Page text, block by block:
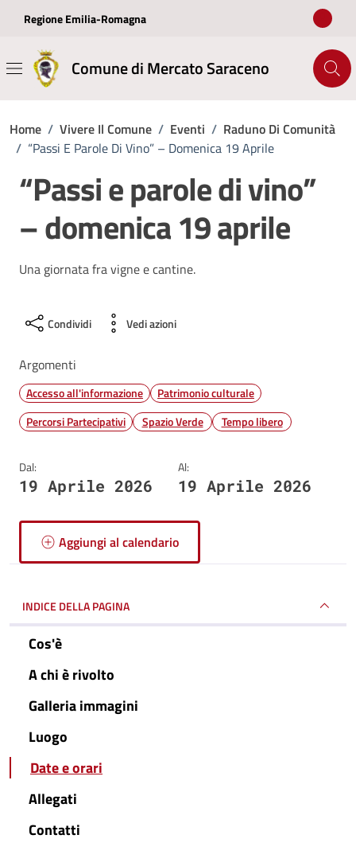
Regione Emilia-Romagna
Comune di Mercato Saraceno
Home / Vivere Il Comune / Eventi / Raduno Di Comunità
/ “Passi E Parole Di Vino” – Domenica 19 Aprile
“Passi e parole di vino”
– domenica 19 aprile
Una giornata fra vigne e cantine.
Condividi Vedi azioni
Argomenti
Accesso all'informazione
Patrimonio culturale
Percorsi Partecipativi
Spazio Verde Tempo libero
Dal:
19 Aprile 2026
Al:
19 Aprile 2026
Aggiungi al calendario
INDICE DELLA PAGINA
Cos'è
A chi è rivolto
Galleria immagini
Luogo
Date e orari
Allegati
Contatti